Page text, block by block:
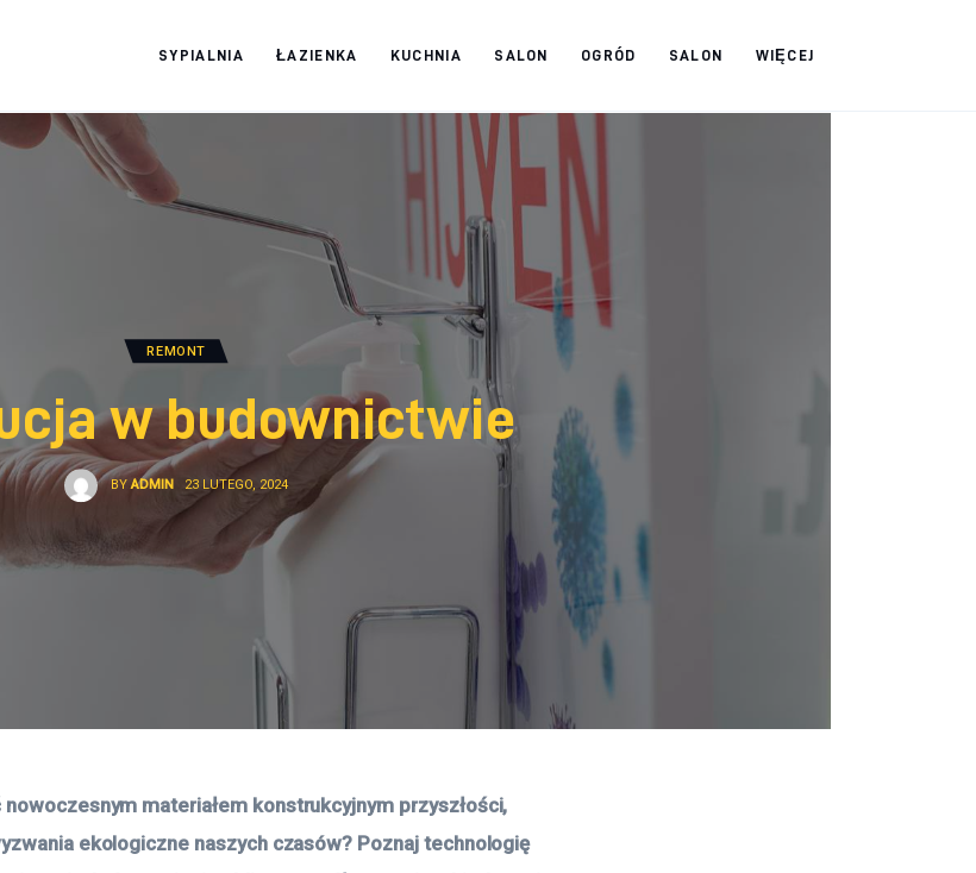
SYPIALNIA ŁAZIENKA KUCHNIA SALON OGRÓD SALON WIĘCEJ
REMONT
w budownictwie
BY ADMIN 23 LUTEGO, 2024
materiałem konstrukcyjnym przyszłości,
ekologiczne naszych czasów? Poznaj technologię